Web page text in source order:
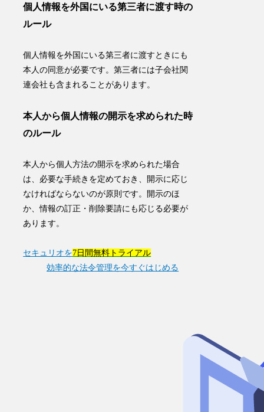
個人情報を外国にいる第三者に渡す時の
ルール
個人情報を外国にいる第三者に渡すときにも
本人の同意が必要です。第三者には子会社関
連会社も含まれることがあります。
本人から個人情報の開示を求められた時
のルール
本人から個人方法の開示を求められた場合
は、 必要な手続きを定めておき、開示に応じ
なければならないのが原則です。開示のほ
か、情報の訂正・削除要請にも応じる必要が
あります。
セキュリオを7日間無料トライアル
効率的な法令管理を今すぐはじめる